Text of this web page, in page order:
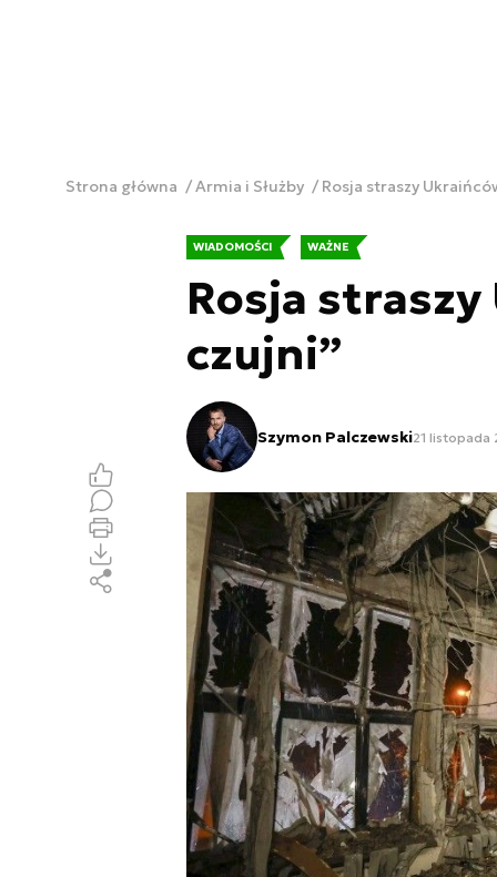
Strona główna Armia i Służby Rosja straszy
WIADOMOŚCI WAŻNE
Rosja straszy
czujni”
Szymon Palczewski21 listopada